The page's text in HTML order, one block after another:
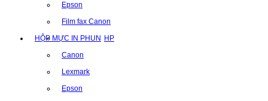
Epson
Film fax Canon
HỘP MỰC IN PHUN HP
Canon
Lexmark
Epson